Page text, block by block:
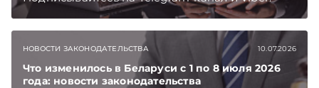
Главное об экономике Беларуси — раньше,
НОВОСТИ ЗАКОНОДАТЕЛЬСТВА 10.07.2026
Что изменилось в Беларуси с 1 по 8 июля 2026
года: новости законодательства